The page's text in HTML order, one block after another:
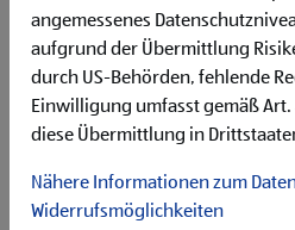
angemessenes
aufgrund der Übermittlung
durch US-Behörden, fehlende
Einwilligung umfasst gemäß Art.
diese Übermittlung in
Nähere Informationen zum
Widerrufsmöglichkeiten